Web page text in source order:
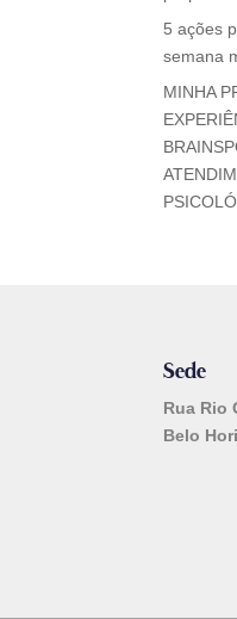
5 ações
semana
MINHA
Sede
Rua Rio
Belo